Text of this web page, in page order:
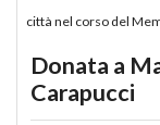
città nel corso del
Donata a
Carapucci